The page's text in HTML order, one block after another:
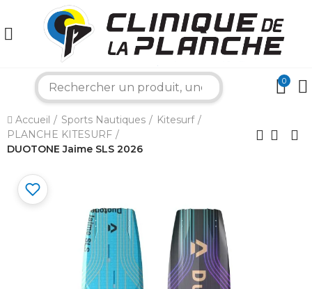
0
Accueil Sports Nautiques
Kitesurf
PLANCHE KITESURF
DUOTONE Jaime SLS 2026
Bonjour ! Je suis votre expert nautique.